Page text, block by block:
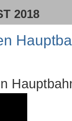
2018